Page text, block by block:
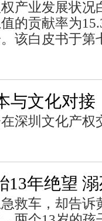
产业发展状况
的贡献率为
该白皮书于第
与文化对接
深圳文化产权
13年绝望
救车，却告诉